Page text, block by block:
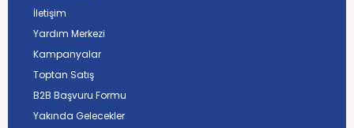
İletişim
Yardım Merkezi
Kampanyalar
Toptan Satış
B2B Başvuru Formu
Yakında Gelecekler